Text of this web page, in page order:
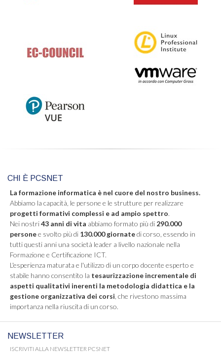
CHI È PCSNET
La formazione informatica è nel cuore del nostro business.
Abbiamo la capacità, le persone e le strutture per realizzare
progetti formativi complessi e ad ampio spettro.
Nei nostri43 anni di vita abbiamo formato più di 290.000
personee svolto più di 130.000 giornatedi corso, essendo in
tutti questi anni una società leader a livello nazionale nella
Formazione e Certificazione ICT.
L'esperienza maturata e l'utilizzo di un corpo docente esperto e
stabile hanno consentito la tesaurizzazione incrementale di
aspetti qualitativi inerenti la metodologia didattica e la
gestione organizzativa dei corsi , che rivestono massima
importanza nella riuscita di un corso.
NEWSLETTER
ISCRIVITI ALLA NEWSLETTER PCSNET